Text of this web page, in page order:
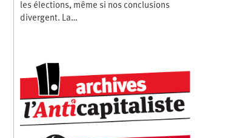
les élections, même si nos conclusions
divergent. La…